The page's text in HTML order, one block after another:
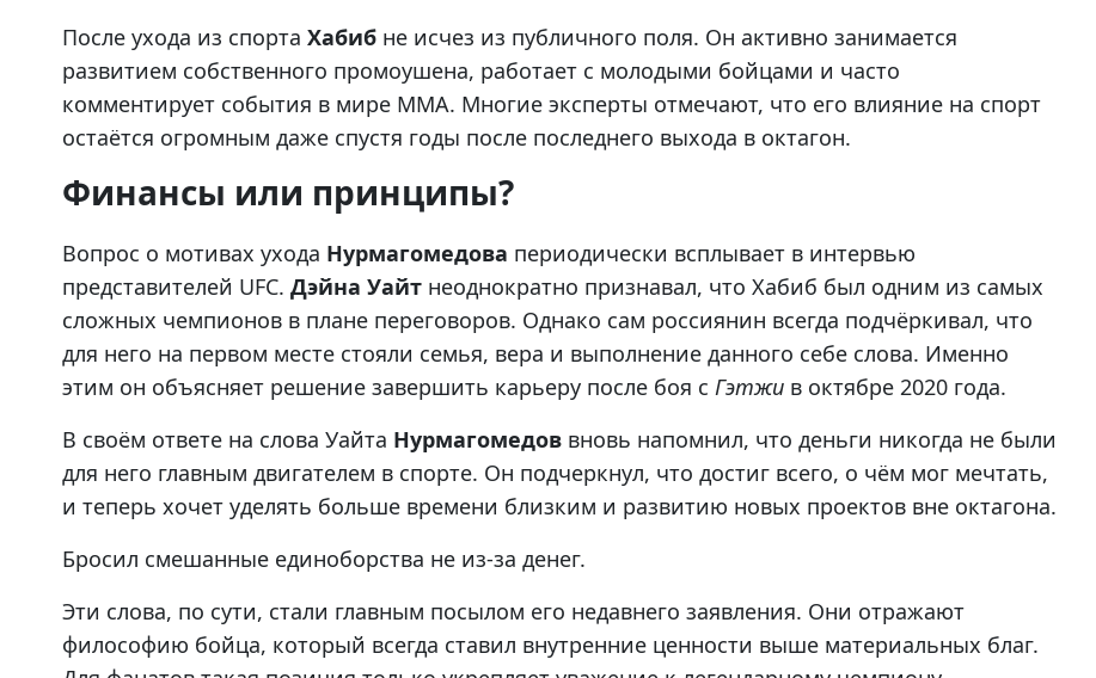
После ухода из спорта Хабиб не исчез из публичного поля. Он активно занимается
развитием собственного промоушена, работает с молодыми бойцами и часто
комментирует события в мире ММА. Многие эксперты отмечают, что его влияние на спорт
остаётся огромным даже спустя годы после последнего выхода в октагон.
Финансы или принципы?
Вопрос о мотивах ухода Нурмагомедова периодически всплывает в интервью
представителей UFC. Дэйна Уайт неоднократно признавал, что Хабиб был одним из самых
сложных чемпионов в плане переговоров. Однако сам россиянин всегда подчёркивал, что
для него на первом месте стояли семья, вера и выполнение данного себе слова. Именно
этим он объясняет решение завершить карьеру после боя с Гэтжи в октябре 2020 года.
В своём ответе на слова Уайта Нурмагомедов вновь напомнил, что деньги никогда не были
для него главным двигателем в спорте. Он подчеркнул, что достиг всего, о чём мог мечтать,
и теперь хочет уделять больше времени близким и развитию новых проектов вне октагона.
Бросил смешанные единоборства не из-за денег.
Эти слова, по сути, стали главным посылом его недавнего заявления. Они отражают
философию бойца, который всегда ставил внутренние ценности выше материальных благ.